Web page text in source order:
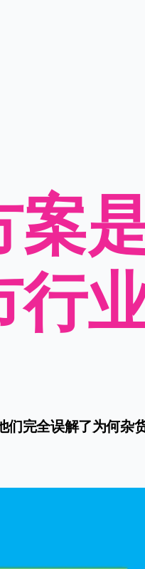
行
完全误解了为何杂